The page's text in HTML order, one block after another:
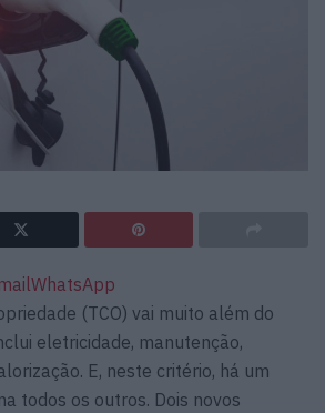
WhatsApp
(TCO) vai muito além do
eletricidade, manutenção,
E, neste critério, há um
todos os outros. Dois novos